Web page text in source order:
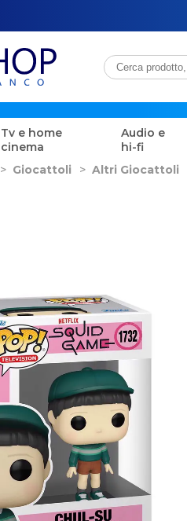
Tv e home
cinema
Audio e
hi-fi
> Giocattoli > Altri Giocattoli